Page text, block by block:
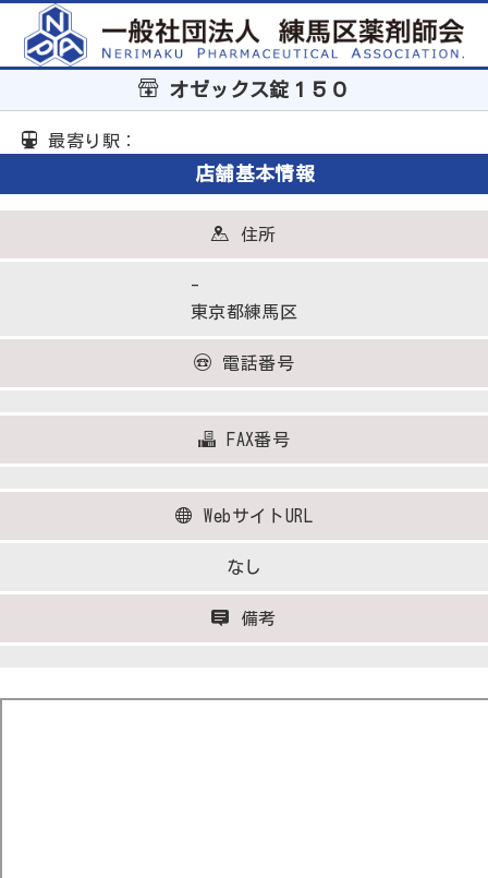
オゼックス錠１５０
最寄り駅：
店舗基本情報
住所
-
東京都練馬区
電話番号
FAX番号
WebサイトURL
なし
備考